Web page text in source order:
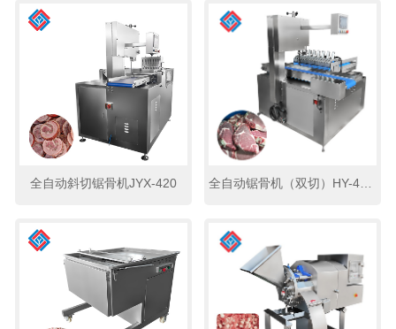
全自动斜切锯骨机JYX-420 全自动锯骨机（双切）HY-420A2